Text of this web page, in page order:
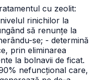
cu zeolit:
rinichilor la
să renunțe la
se; - determină
prin eliminarea
la bolnavii de ficat.
nefuncțional care,